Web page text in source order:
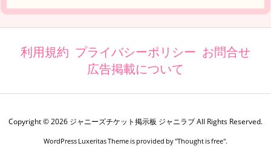
利用規約 プライバシーポリシー お問合せ
広告掲載について
Copyright ©2026 ジャニーズチケット掲示板 ジャニラブAll Rights Reserved.
WordPress Luxeritas Theme is provided by "Thought is free".